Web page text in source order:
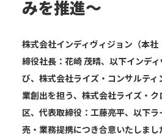
みを推進〜
株式会社インディヴィジョン（本
締役社長：花崎 茂晴、以下インデ
び、株式会社ライズ・コンサルテ
業創出を担う、株式会社ライズ・
区、代表取締役：工藤亮平、以下
売・業務提携につき合意いたしまし